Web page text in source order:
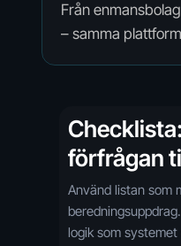
Från
– samma
förfrågan
Använd listan som
logik som systemet